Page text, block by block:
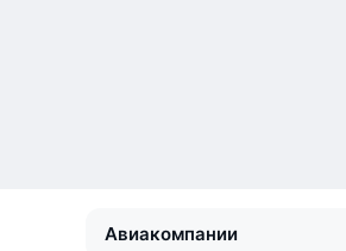
Авиакомпании